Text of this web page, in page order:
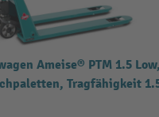
Ameise® PTM 1.5
Tragfähigkeit